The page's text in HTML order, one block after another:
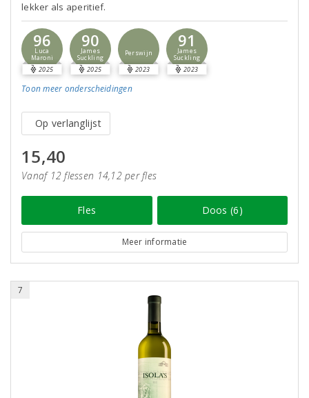
lekker als aperitief.
96
Luca
Maroni
2025
90
James
Suckling
2025
Perswijn
2023
91
James
Suckling
2023
Toon meer onderscheidingen
Op verlanglijst
15,40
Vanaf 12 flessen 14,12 per fles
Fles Doos (6)
Meer informatie
7